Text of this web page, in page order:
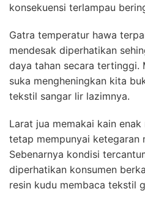
konsekuensi terlampau
Gatra temperatur hawa
mendesak diperhatikan
daya tahan secara tertinggi.
suka mengheningkan kita
tekstil sangar lir lazimnya.
Larat jua memakai kain
tetap mempunyai ketegaran
Sebenarnya kondisi
diperhatikan konsumen
resin kudu membaca tekstil